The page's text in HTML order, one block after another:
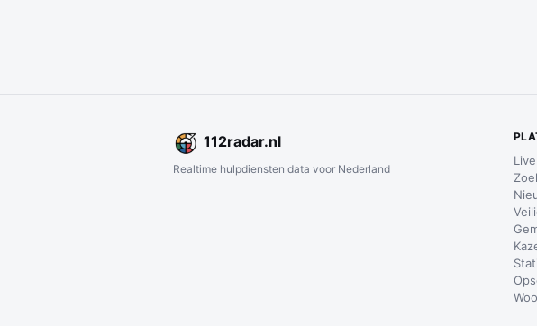
112radar.nl
Realtime hulpdiensten data voor Nederland